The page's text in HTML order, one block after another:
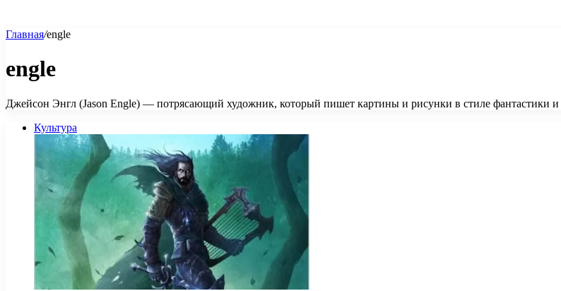
Главная/engle
engle
Джейсон Энгл (Jason Engle) — потрясающий художник, который пишет картины и рисунки в стиле фантастики
Культура